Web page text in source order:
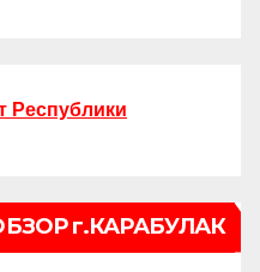
Республики
г.КАРАБУЛАК